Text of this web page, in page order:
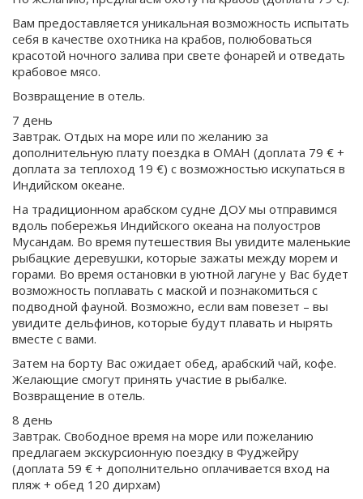
Вам предоставляется уникальная возможность испытать
себя в качестве охотника на крабов, полюбоваться
красотой ночного залива при свете фонарей и отведать
крабовое мясо.
Возвращение в отель.
7 день
Завтрак. Отдых на море или по желанию за
дополнительную плату поездка в ОМАН (доплата 79 € +
доплата за теплоход 19 €) с возможностью искупаться в
Индийском океане.
На традиционном арабском судне ДОУ мы отправимся
вдоль побережья Индийского океана на полуостров
Мусандам. Во время путешествия Вы увидите маленькие
рыбацкие деревушки, которые зажаты между морем и
горами. Во время остановки в уютной лагуне у Вас будет
возможность поплавать с маской и познакомиться с
подводной фауной. Возможно, если вам повезет – вы
увидите дельфинов, которые будут плавать и нырять
вместе с вами.
Затем на борту Вас ожидает обед, арабский чай, кофе.
Желающие смогут принять участие в рыбалке.
Возвращение в отель.
8 день
Завтрак. Свободное время на море или пожеланию
предлагаем экскурсионную поездку в Фуджейру
(доплата 59 € + дополнительно оплачивается вход на
пляж + обед 120 дирхам)